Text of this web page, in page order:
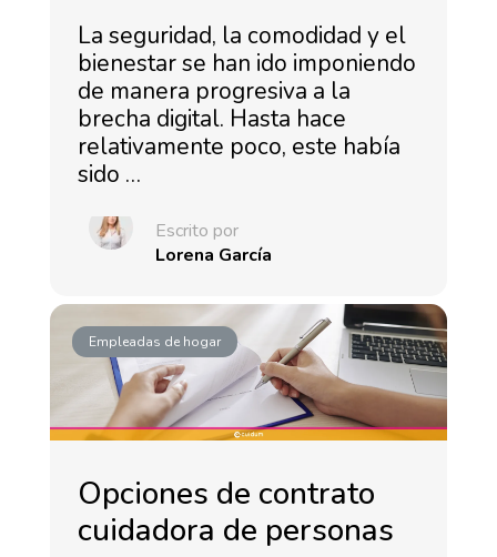
La seguridad, la comodidad y el
bienestar se han ido imponiendo
de manera progresiva a la
brecha digital. Hasta hace
relativamente poco, este había
sido …
Escrito por
Lorena García
Empleadas de hogar
Opciones de contrato
cuidadora de personas